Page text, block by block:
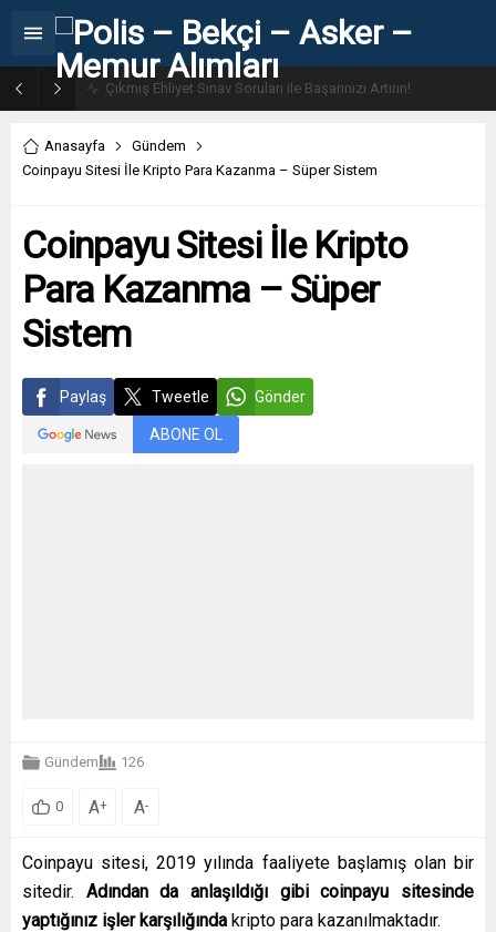
Anasayfa
Gündem
Coinpayu Sitesi İle Kripto Para Kazanma – Süper Sistem
Coinpayu Sitesi İle Kripto
Para Kazanma – Süper
Sistem
Paylaş Tweetle Gönder
ABONE OL
Gündem 126
0 A+ A-
Coinpayu sitesi, 2019 yılında faaliyete başlamış olan bir
sitedir. Adından da anlaşıldığı gibi coinpayu sitesinde
yaptığınız işler karşılığında kripto para kazanılmaktadır.